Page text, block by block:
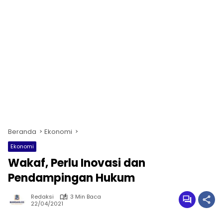
Beranda Ekonomi
Ekonomi
Wakaf, Perlu Inovasi dan
Pendampingan Hukum
Redaksi
3 Min Baca
22/04/2021